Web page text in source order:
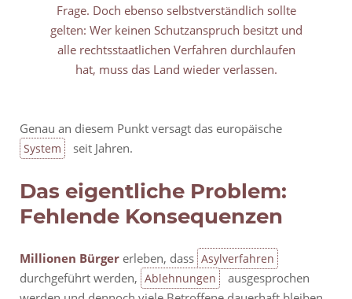
Frage. Doch ebenso selbstverständlich sollte
gelten: Wer keinen Schutzanspruch besitzt und
alle rechtsstaatlichen Verfahren durchlaufen
hat, muss das Land wieder verlassen.
Genau an diesem Punkt versagt das europäische
System seit Jahren.
Das eigentliche Problem:
Fehlende Konsequenzen
Millionen Bürger erleben, dass Asylverfahren
durchgeführt werden, Ablehnungen
ausgesprochen